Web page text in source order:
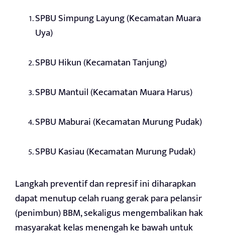
SPBU Simpung Layung (Kecamatan Muara
Uya)
SPBU Hikun (Kecamatan Tanjung)
SPBU Mantuil (Kecamatan Muara Harus)
SPBU Maburai (Kecamatan Murung Pudak)
SPBU Kasiau (Kecamatan Murung Pudak)
Langkah preventif dan represif ini diharapkan
dapat menutup celah ruang gerak para pelansir
(penimbun) BBM, sekaligus mengembalikan hak
masyarakat kelas menengah ke bawah untuk